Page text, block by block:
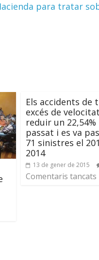
para tratar
Els accidents de
excés de
reduir un 22,54%
passat i es va
71 sinistres el
2014
13 de gener de 2015
Comentaris tancats